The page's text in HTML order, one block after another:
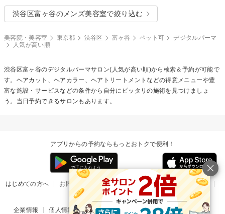
渋谷区富ヶ谷のメンズ美容室で絞り込む
美容院・美容室 東京都 渋谷区 富ヶ谷 ペット可
デジタルパーマ
人気が高い順
渋谷区富ヶ谷のデジタルパーマサロン(人気が高い順)から検索＆予約が可能で
す。ヘアカット、ヘアカラー、ヘアトリートメントなどの得意メニューや豊
富な施設・サービスなどの条件から自分にピッタリの施術を見つけましょ
う。当日予約できるサロンもあります。
アプリからの予約ならもっとおトクで便利！
はじめての方へ お問い合わせ ヘルプ リリース情報
利用規約
掲載ご希望のサロン様
企業情報 個人情報保護方針 楽天のサービス一覧 アプリ一覧